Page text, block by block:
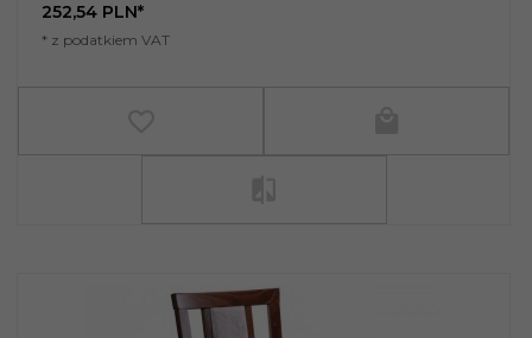
252,54 PLN*
* z podatkiem VAT